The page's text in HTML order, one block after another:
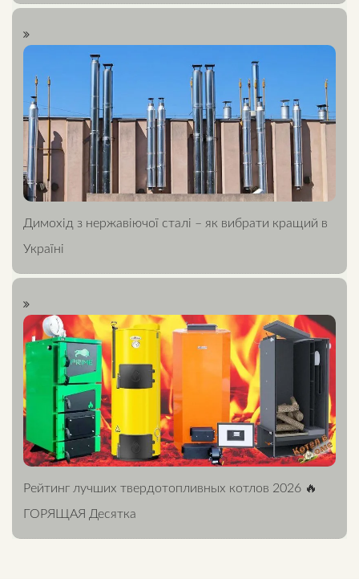
Димохід з нержавіючої сталі – як вибрати кращий в
Україні
Рейтинг лучших твердотопливных котлов 2026 🔥
ГОРЯЩАЯ Десятка